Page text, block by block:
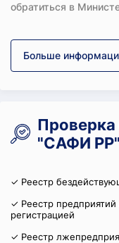
обратиться в
Больше
"САФИ РР"
✓ Реестр
✓ Реестр предприятий
регистрацией
✓ Реестр